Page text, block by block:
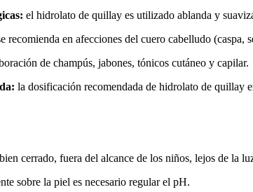
el hidrolato de quillay es utilizado ablanda y
recomienda en afecciones del cuero cabelludo (caspa,
de champús, jabones, tónicos cutáneo y capilar.
la dosificación recomendada de hidrolato de quillay
cerrado, fuera del alcance de los niños, lejos de la
sobre la piel es necesario regular el pH.